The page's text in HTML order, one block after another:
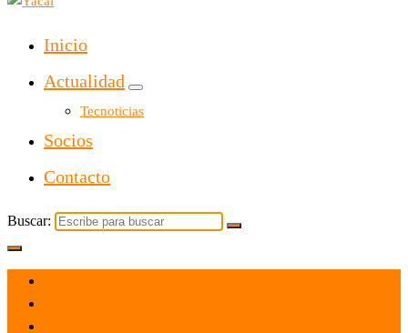
Yacal micro hosting
Inicio
Actualidad
Tecnoticias
Socios
Contacto
Buscar: